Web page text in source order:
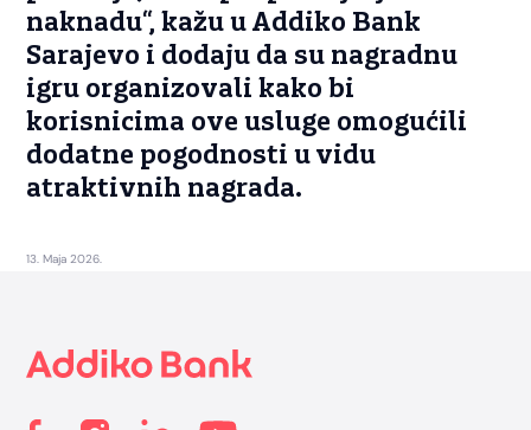
naknadu“, kažu u Addiko Bank
Sarajevo i dodaju da su nagradnu
igru organizovali kako bi
korisnicima ove usluge omogućili
dodatne pogodnosti u vidu
atraktivnih nagrada.
13. Maja 2026.